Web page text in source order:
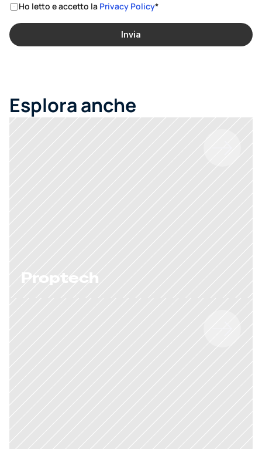
Ho letto e accetto la Privacy Policy*
Invia
Esplora anche
Proptech